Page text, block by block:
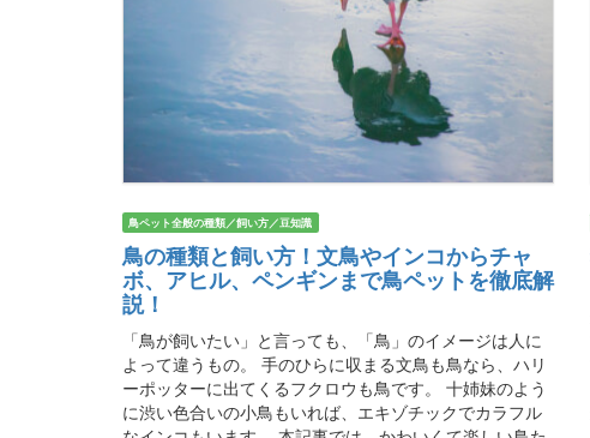
鳥ペット全般の種類／飼い方／豆知識
鳥の種類と飼い方！文鳥やインコからチャ
ボ、アヒル、ペンギンまで鳥ペットを徹底解
説！
「鳥が飼いたい」と言っても、「鳥」のイメージは人に
よって違うもの。 手のひらに収まる文鳥も鳥なら、ハリ
ーポッターに出てくるフクロウも鳥です。 十姉妹のよう
に渋い色合いの小鳥もいれば、エキゾチックでカラフル